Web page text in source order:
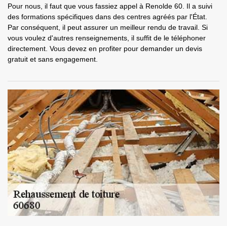
Pour nous, il faut que vous fassiez appel à Renolde 60. Il a suivi
des formations spécifiques dans des centres agréés par l'État.
Par conséquent, il peut assurer un meilleur rendu de travail. Si
vous voulez d'autres renseignements, il suffit de le téléphoner
directement. Vous devez en profiter pour demander un devis
gratuit et sans engagement.